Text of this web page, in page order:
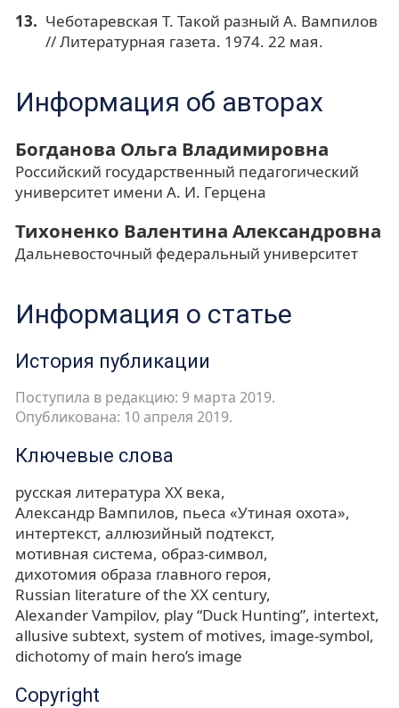
Чеботаревская Т. Такой разный А. Вампилов
// Литературная газета. 1974. 22 мая.
Информация об авторах
Богданова Ольга Владимировна
Российский государственный педагогический
университет имени А. И. Герцена
Тихоненко Валентина Александровна
Дальневосточный федеральный университет
Информация о статье
История публикации
Поступила в редакцию: 9 марта 2019.
Опубликована: 10 апреля 2019.
Ключевые слова
русская литература ХХ века
Александр Вампилов пьеса «Утиная охота»
интертекст аллюзийный подтекст
мотивная система образ-символ
дихотомия образа главного героя
Russian literature of the XX century
Alexander Vampilov play “Duck Hunting” intertext
allusive subtext system of motives image-symbol
dichotomy of main hero’s image
Copyright